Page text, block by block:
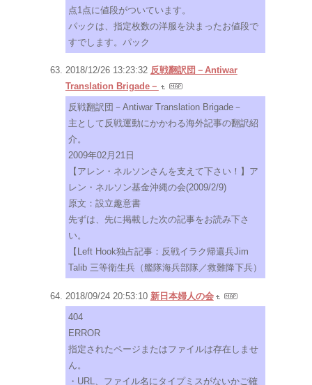
点1点に値段がついています。
パックは、指定枚数の洋服を決まったお値段で
すでします。パック
2018/12/26 13:23:32 反戦翻訳団－Antiwar
Translation Brigade－
反戦翻訳団－Antiwar Translation Brigade－
主として反戦運動にかかわる海外記事の翻訳紹
介。
2009年02月21日
【アレン・ネルソンさんを支えて下さい！】ア
レン・ネルソン基金沖縄の会(2009/2/9)
原文：設立趣意書
先ずは、先に掲載した次の記事をお読み下さ
い。
【Left Hook独占記事：反戦イラク帰還兵Jim
Talib 三等衛生兵（艦隊海兵部隊／救難降下兵）
2018/09/24 20:53:10 新日本婦人の会
404
ERROR
指定されたページまたはファイルは存在しませ
ん。
・URL、ファイル名にタイプミスがないかご確